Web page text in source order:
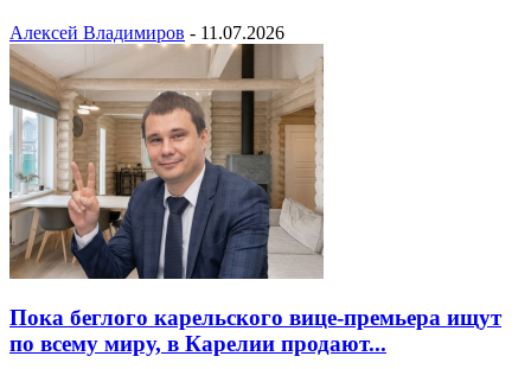
Алексей Владимиров - 11.07.2026
Пока беглого карельского вице-премьера ищут
по всему миру, в Карелии продают...